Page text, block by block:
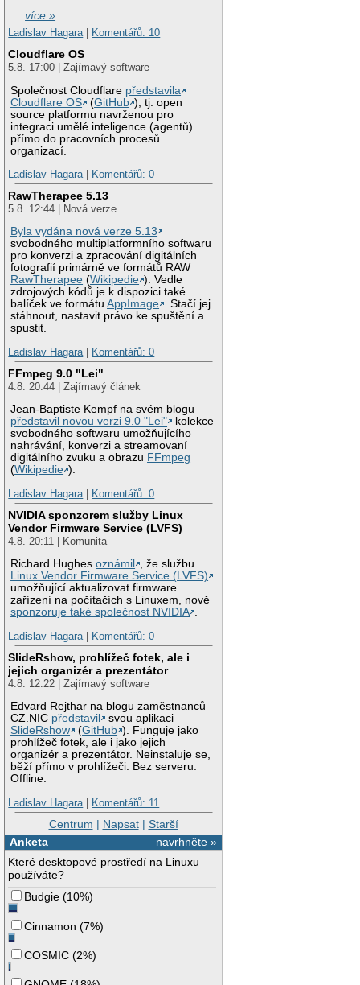
…více »
Ladislav Hagara| Komentářů: 10
Cloudflare OS
5.8. 17:00 | Zajímavý software
Společnost Cloudflare představila
Cloudflare OS
(GitHub ), tj. open
source platformu navrženou pro
integraci umělé inteligence (agentů)
přímo do pracovních procesů
organizací.
Ladislav Hagara| Komentářů: 0
RawTherapee 5.13
5.8. 12:44 | Nová verze
Byla vydána nová verze 5.13
svobodného multiplatformního softwaru
pro konverzi a zpracování digitálních
fotografií primárně ve formátů RAW
RawTherapee (Wikipedie ). Vedle
zdrojových kódů je k dispozici také
balíček ve formátuAppImage . Stačí jej
stáhnout, nastavit právo ke spuštění a
spustit.
Ladislav Hagara| Komentářů: 0
FFmpeg 9.0 "Lei"
4.8. 20:44 | Zajímavý článek
Jean-Baptiste Kempf na svém blogu
představil novou verzi 9.0 "Lei"
kolekce
svobodného softwaru umožňujícího
nahrávání, konverzi a streamovaní
digitálního zvuku a obrazu FFmpeg
(Wikipedie ).
Ladislav Hagara| Komentářů: 0
NVIDIA sponzorem služby Linux
Vendor Firmware Service (LVFS)
4.8. 20:11 | Komunita
Richard Hughesoznámil
, že službu
Linux Vendor Firmware Service (LVFS)
umožňující aktualizovat firmware
zařízení na počítačích s Linuxem, nově
sponzoruje také společnost NVIDIA .
Ladislav Hagara| Komentářů: 0
SlideRshow, prohlížeč fotek, ale i
jejich organizér a prezentátor
4.8. 12:22 | Zajímavý software
Edvard Rejthar na blogu zaměstnanců
CZ.NIC představil
svou aplikaci
SlideRshow
(GitHub ). Funguje jako
prohlížeč fotek, ale i jako jejich
organizér a prezentátor. Neinstaluje se,
běží přímo v prohlížeči. Bez serveru.
Offline.
Ladislav Hagara| Komentářů: 11
Centrum | Napsat| Starší
navrhněte »
Anketa
Které desktopové prostředí na Linuxu
používáte?
Budgie (10%)
Cinnamon (7%)
COSMIC (2%)